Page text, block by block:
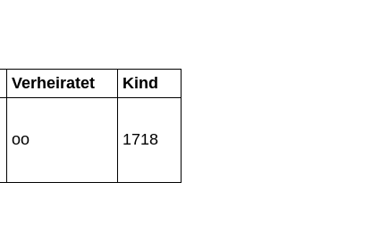
Verheiratet Kind
oo 1718